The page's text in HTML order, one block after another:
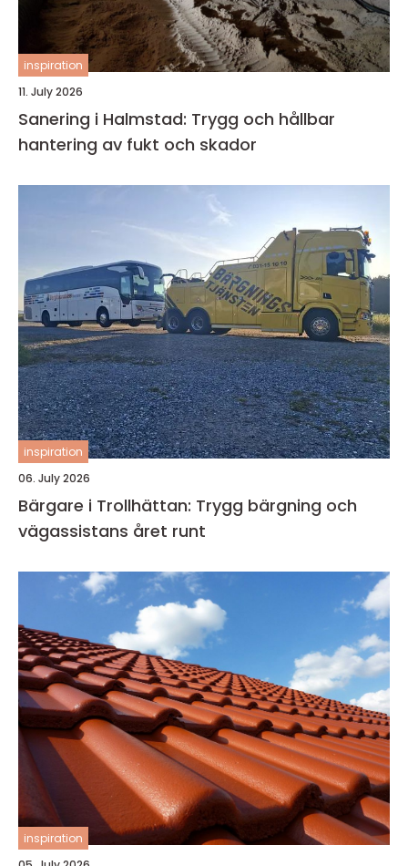
inspiration
11. July 2026
Sanering i Halmstad: Trygg och hållbar
hantering av fukt och skador
inspiration
06. July 2026
Bärgare i Trollhättan: Trygg bärgning och
vägassistans året runt
inspiration